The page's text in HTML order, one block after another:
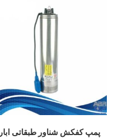
پمپ کفکش شناور طبقاتی ابارا